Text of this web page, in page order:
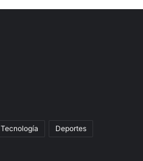
Tecnología Deportes